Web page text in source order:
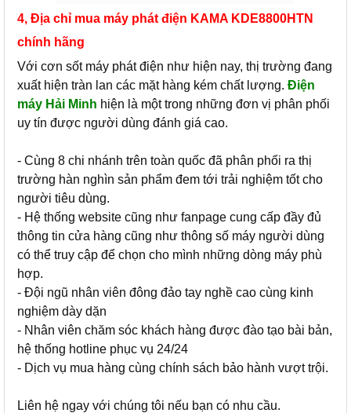
4, Địa chỉ mua máy phát điện KAMA KDE8800HTN
chính hãng
Với cơn sốt máy phát điện như hiện nay, thị trường đang
xuất hiện tràn lan các mặt hàng kém chất lượng. Điện
máy Hải Minh hiện là một trong những đơn vị phân phối
uy tín được người dùng đánh giá cao.
- Cùng 8 chi nhánh trên toàn quốc đã phân phối ra thị
trường hàn nghìn sản phẩm đem tới trải nghiệm tốt cho
người tiêu dùng.
- Hệ thống website cũng như fanpage cung cấp đầy đủ
thông tin cửa hàng cũng như thông số máy người dùng
có thể truy cập để chọn cho mình những dòng máy phù
hợp.
- Đội ngũ nhân viên đông đảo tay nghề cao cùng kinh
nghiệm dày dặn
- Nhân viên chăm sóc khách hàng được đào tạo bài bản,
hệ thống hotline phục vụ 24/24
- Dịch vụ mua hàng cùng chính sách bảo hành vượt trội.
Liên hệ ngay với chúng tôi nếu bạn có nhu cầu.